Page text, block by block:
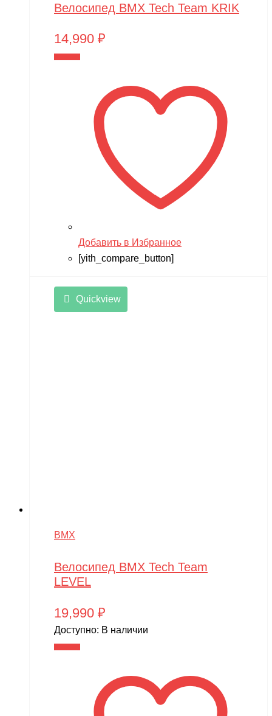
Велосипед BMX Tech Team KRIK
14,990 ₽
Добавить в Избранное
[yith_compare_button]
Quickview
BMX
Велосипед BMX Tech Team
LEVEL
19,990 ₽
Доступно: В наличии